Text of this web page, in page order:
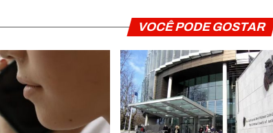
VOCÊ PODE GOSTAR